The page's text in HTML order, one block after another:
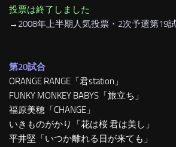
投票は終了しました
→ 2008年上半期人気投票・2次予選第19
第20試合
ORANGE RANGE「君station」
FUNKY MONKEY BABYS「旅立ち」
福原美穂「CHANGE」
いきものがかり「花は桜 君は美し」
平井堅「いつか離れる日が来ても」